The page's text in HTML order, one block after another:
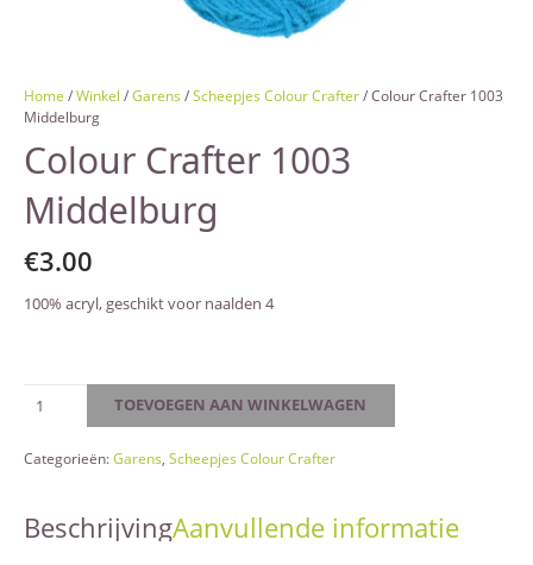
Home /Winkel /Garens /Scheepjes Colour Crafter/ Colour Crafter 1003
Middelburg
Colour Crafter 1003
Middelburg
€3.00
100% acryl, geschikt voor naalden 4
1003
TOEVOEGEN AAN WINKELWAGEN
Categorieën:Garens, Scheepjes Colour Crafter
BeschrijvingAanvullende informatie